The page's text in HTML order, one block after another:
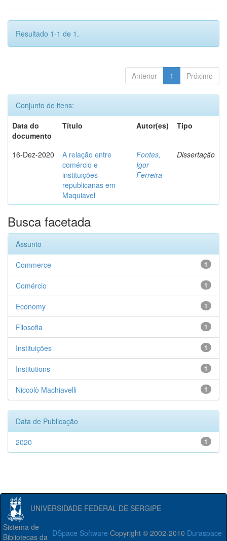
Resultado 1-1 de 1.
Anterior 1 Próximo
Conjunto de itens:
Data do
documento
Título Autor(es) Tipo
16-Dez-2020
A relação entre
comércio e
instituições
republicanas em
Maquiavel
Fontes,
Igor
Ferreira
Dissertação
Busca facetada
Assunto
1
Commerce
1
Comércio
1
Economy
1
Filosofia
1
Instituições
1
Institutions
1
Niccolò Machiavelli
Data de Publicação
1
2020
UNIVERSIDADE FEDERAL DE SERGIPE
DSpace Software Copyright © 2002-2010 Duraspace
Sistema de
Bibliotecas da